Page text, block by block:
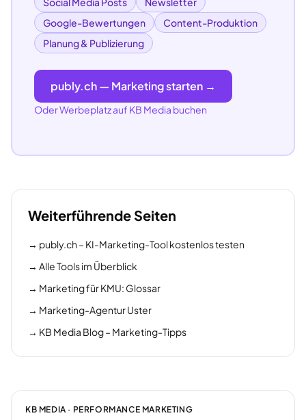
Google-Bewertungen
Content-Produktion
Planung & Publizierung
publy.ch — Marketing starten →
Oder Werbeplatz auf KB Media buchen
Weiterführende Seiten
→ publy.ch – KI-Marketing-Tool kostenlos testen
→ Alle Tools im Überblick
→ Marketing für KMU: Glossar
→ Marketing-Agentur Uster
→ KB Media Blog – Marketing-Tipps
KB MEDIA · PERFORMANCE MARKETING